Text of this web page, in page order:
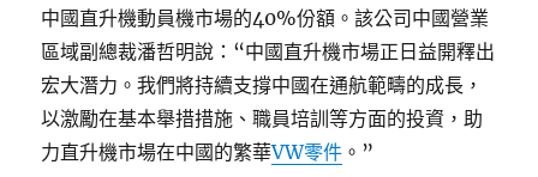
中國直升機動員機市場的40%份額。該公司中國營業
區域副總裁潘哲明說：“中國直升機市場正日益開釋出
宏大潛力。我們將持續支撐中國在通航範疇的成長，
以激勵在基本舉措措施、職員培訓等方面的投資，助
力直升機市場在中國的繁華VW零件 。”